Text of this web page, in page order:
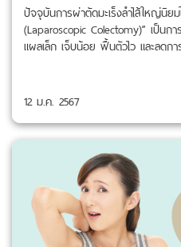
ปัจจุบันการผ่าตัดมะเร็งลำไส้ใหญ่นิ
(Laparoscopic Colectomy)” เป็นก
แผลเล็ก เจ็บน้อย ฟื้นตัวไว และลดก
12 ม.ค. 2567